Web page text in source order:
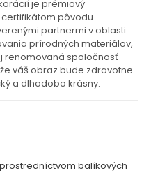
je prémiový
pôvodu.
partnermi v oblasti
prírodných materiálov,
renomovaná spoločnosť
váš obraz bude zdravotne
a dlhodobo krásny.
balíkových